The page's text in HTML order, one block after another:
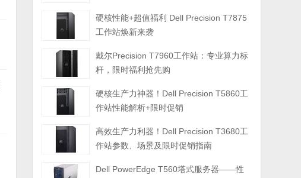
硬核性能+超值福利 Dell Precision T7875
工作站焕新来袭
戴尔Precision T7960工作站：专业算力标
杆，限时福利抢先购
硬核生产力神器！Dell Precision T5860工
作站性能解析+限时促销
高效生产力利器！Dell Precision T3680工
作站参数、场景及限时促销指南
Dell PowerEdge T560塔式服务器——性